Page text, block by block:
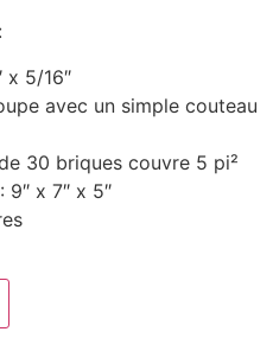
x 5/16″
avec un simple couteau
30 briques couvre 5 pi²
x 7″ x 5″